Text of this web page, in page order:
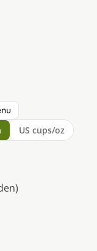
US cups/oz